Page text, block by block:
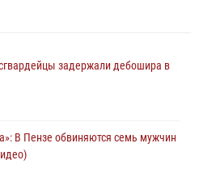
задержали дебошира в
В Пензе обвиняются семь мужчин